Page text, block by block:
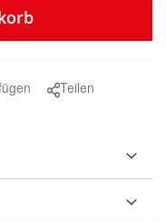
Teilen